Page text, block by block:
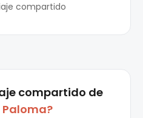
compartido
compartido de
Paloma?